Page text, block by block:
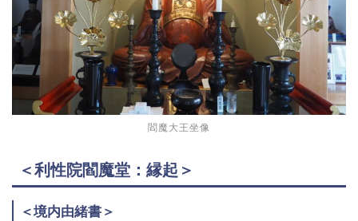
閻魔大王坐像
＜利性院閻魔堂：縁起＞
＜境内由緒書＞